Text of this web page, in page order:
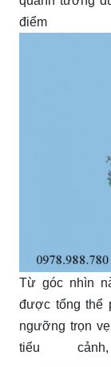
điểm
Từ góc nhìn
được tổng thể
ngưỡng trọn
tiểu